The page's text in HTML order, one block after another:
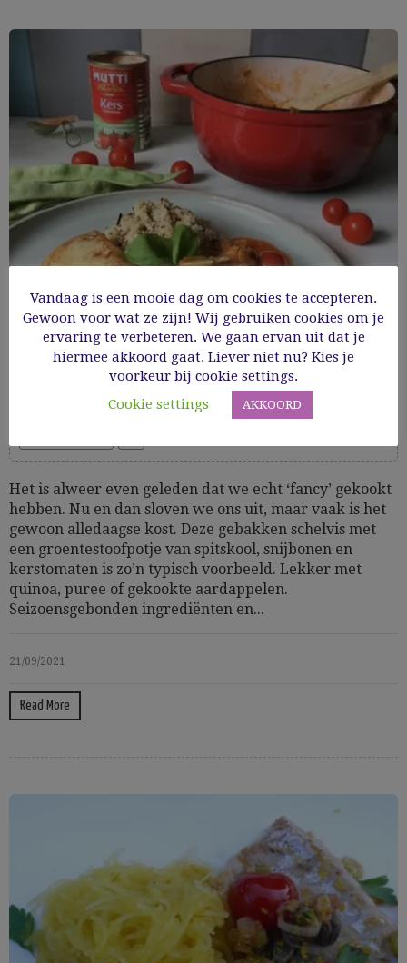
Gebakken schelvis met groentestoofpotje
GV hoofdgerechten
Het is alweer even geleden dat we echt ‘fancy’ gekookt
hebben. Nu en dan sloven we ons uit, maar vaak is het
gewoon alledaagse kost. Deze gebakken schelvis met
een groentestoofpotje van spitskool, snijbonen en
kerstomaten is zo’n typisch voorbeeld. Lekker met
quinoa, puree of gekookte aardappelen.
Seizoensgebonden ingrediënten en...
21/09/2021
Read More
Vandaag is een mooie dag om cookies te accepteren.
Gewoon voor wat ze zijn! Wij gebruiken cookies om je
ervaring te verbeteren. We gaan ervan uit dat je
hiermee akkoord gaat. Liever niet nu? Kies je
voorkeur bij cookie settings.
Cookie settings
AKKOORD